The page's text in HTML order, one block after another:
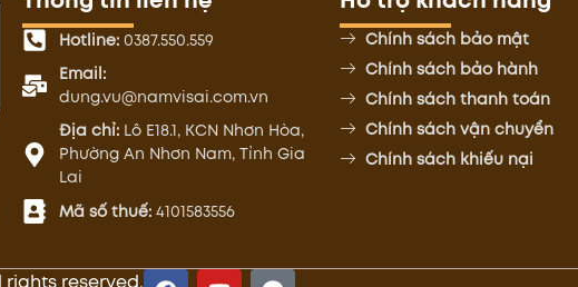
Hotline:0387.550.559
Email:
dung.vu@namvisai.com.vn
Địa chỉ:Lô E18.1, KCN Nhơn Hòa,
Phường An Nhơn Nam, Tỉnh Gia
Lai
Mã số thuế:4101583556
Chính sách bảo mật
Chính sách bảo hành
Chính sách thanh toán
Chính sách vận chuyển
Chính sách khiếu nại